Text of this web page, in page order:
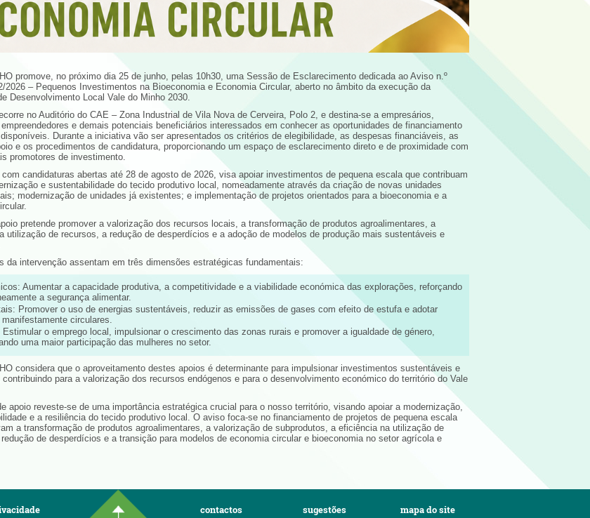
promove, no próximo dia 25 de junho, pelas 10h30, uma Sessão de Esclarecimento dedicada ao Aviso n.º
2026 – Pequenos Investimentos na Bioeconomia e Economia Circular, aberto no âmbito da execução da
Desenvolvimento Local Vale do Minho 2030.
no Auditório do CAE – Zona Industrial de Vila Nova de Cerveira, Polo 2, e destina-se a empresários,
e demais potenciais beneficiários interessados em conhecer as oportunidades de financiamento
Durante a iniciativa vão ser apresentados os critérios de elegibilidade, as despesas financiáveis, as
e os procedimentos de candidatura, proporcionando um espaço de esclarecimento direto e de proximidade com
promotores de investimento.
candidaturas abertas até 28 de agosto de 2026, visa apoiar investimentos de pequena escala que contribuam
e sustentabilidade do tecido produtivo local, nomeadamente através da criação de novas unidades
modernização de unidades já existentes; e implementação de projetos orientados para a bioeconomia e a
pretende promover a valorização dos recursos locais, a transformação de produtos agroalimentares, a
utilização de recursos, a redução de desperdícios e a adoção de modelos de produção mais sustentáveis e
da intervenção assentam em três dimensões estratégicas fundamentais:
Aumentar a capacidade produtiva, a competitividade e a viabilidade económica das explorações, reforçando
a segurança alimentar.
Promover o uso de energias sustentáveis, reduzir as emissões de gases com efeito de estufa e adotar
circulares.
o emprego local, impulsionar o crescimento das zonas rurais e promover a igualdade de género,
uma maior participação das mulheres no setor.
considera que o aproveitamento destes apoios é determinante para impulsionar investimentos sustentáveis e
contribuindo para a valorização dos recursos endógenos e para o desenvolvimento económico do território do Vale
apoio reveste-se de uma importância estratégica crucial para o nosso território, visando apoiar a modernização,
e a resiliência do tecido produtivo local. O aviso foca-se no financiamento de projetos de pequena escala
a transformação de produtos agroalimentares, a valorização de subprodutos, a eficiência na utilização de
de desperdícios e a transição para modelos de economia circular e bioeconomia no setor agrícola e
contactos sugestões mapa do site